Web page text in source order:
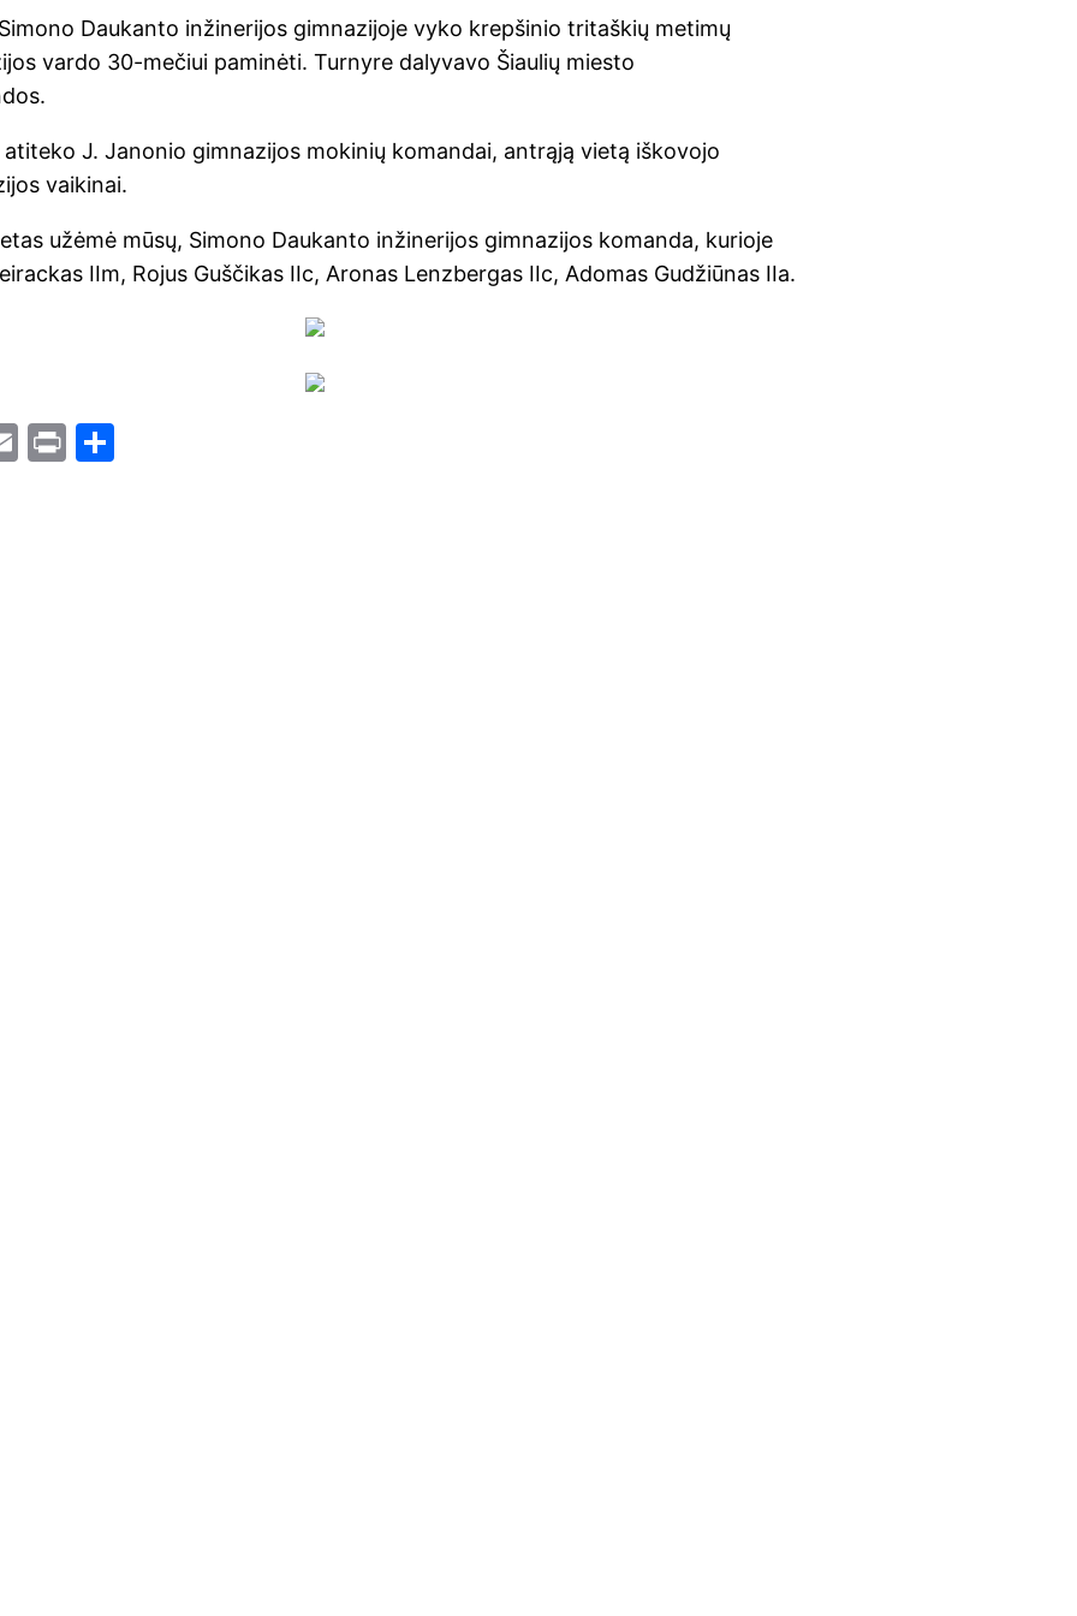
Daukanto inžinerijos gimnazijoje vyko krepšinio tritaškių metimų
vardo 30-mečiui paminėti. Turnyre dalyvavo Šiaulių miesto
J. Janonio gimnazijos mokinių komandai, antrąją vietą iškovojo
vaikinai.
užėmė mūsų, Simono Daukanto inžinerijos gimnazijos komanda, kurioje
IIm, Rojus Guščikas IIc, Aronas Lenzbergas IIc, Adomas Gudžiūnas IIa.
E
Pr